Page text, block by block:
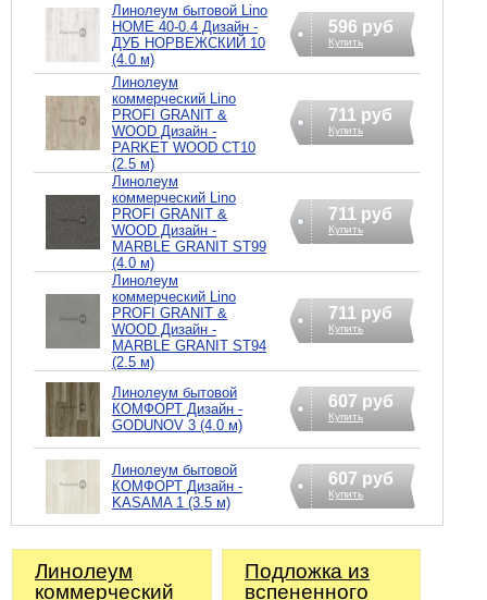
Линолеум бытовой Lino
HOME 40-0.4 Дизайн -
ДУБ НОРВЕЖСКИЙ 10
(4.0 м)
596 руб
Купить
Линолеум
коммерческий Lino
PROFI GRANIT &
WOOD Дизайн -
PARKET WOOD CT10
(2.5 м)
711 руб
Купить
Линолеум
коммерческий Lino
PROFI GRANIT &
WOOD Дизайн -
MARBLE GRANIT ST99
(4.0 м)
711 руб
Купить
Линолеум
коммерческий Lino
PROFI GRANIT &
WOOD Дизайн -
MARBLE GRANIT ST94
(2.5 м)
711 руб
Купить
Линолеум бытовой
КОМФОРТ Дизайн -
GODUNOV 3 (4.0 м)
607 руб
Купить
Линолеум бытовой
КОМФОРТ Дизайн -
KASAMA 1 (3.5 м)
607 руб
Купить
Линолеум
коммерческий
Подложка из
вспененного